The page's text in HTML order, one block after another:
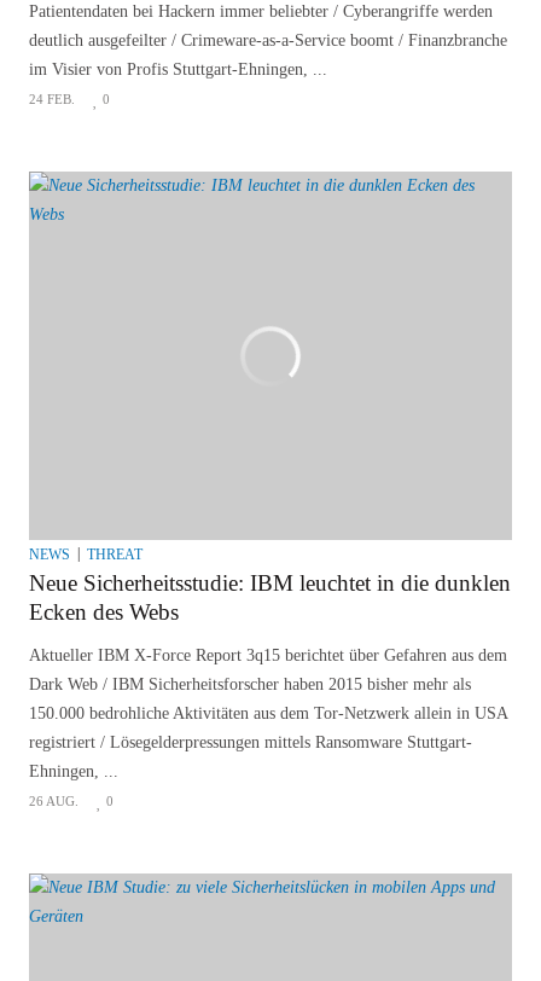
Patientendaten bei Hackern immer beliebter / Cyberangriffe werden
deutlich ausgefeilter / Crimeware-as-a-Service boomt / Finanzbranche
im Visier von Profis Stuttgart-Ehningen, ...
24 FEB. 0
NEWS THREAT
Neue Sicherheitsstudie: IBM leuchtet in die dunklen
Ecken des Webs
Aktueller IBM X-Force Report 3q15 berichtet über Gefahren aus dem
Dark Web / IBM Sicherheitsforscher haben 2015 bisher mehr als
150.000 bedrohliche Aktivitäten aus dem Tor-Netzwerk allein in USA
registriert / Lösegelderpressungen mittels Ransomware Stuttgart-
Ehningen, ...
26 AUG. 0